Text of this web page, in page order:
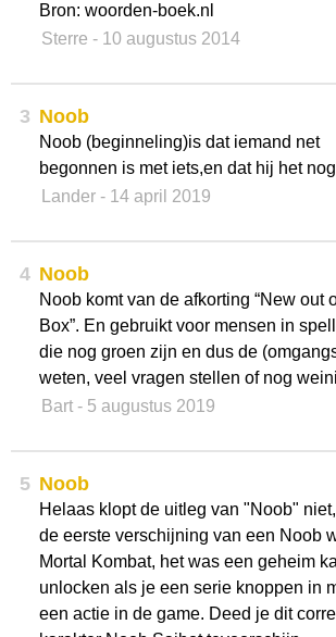
Bron: woorden-boek.nl
Sterre - 10 augustus 2014
3 Noob
Noob (beginneling)is dat iemand net
begonnen is met iets,en dat hij het
Lander - 14 april 2019
4 Noob
Noob komt van de afkorting “New out
Box”. En gebruikt voor mensen in
die nog groen zijn en dus de
weten, veel vragen stellen of nog
Bart - 5 augustus 2019
5 Noob
Helaas klopt de uitleg van "Noob" niet,
de eerste verschijning van een Noob
Mortal Kombat, het was een geheim
unlocken als je een serie knoppen in
een actie in de game. Deed je dit